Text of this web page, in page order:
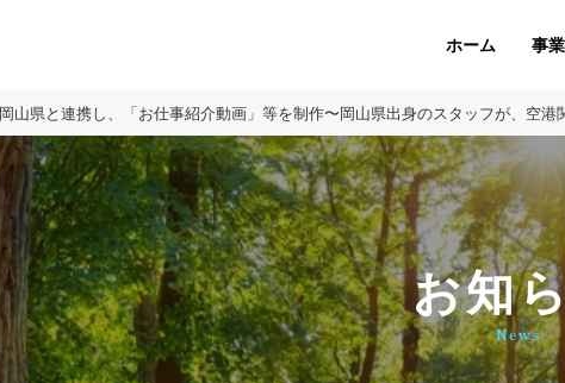
ホーム 事
岡山県と連携し、「お仕事紹介動画」等を制作〜岡山県出⾝のスタッフが、空港
お知
News